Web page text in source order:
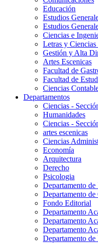
Educación
Estudios
Estudios
Ciencias e
Letras y Ciencias
Gestión y Alta
Artes Escenicas
Facultad de
Facultad de
Ciencias
Departamentos
Ciencias -
Humanidades
Ciencias -
artes escenicas
Ciencias
Economía
Arquitectura
Derecho
Psicologia
Departamento de
Departamento
Fondo Editorial
Departamento
Departamento
Departamento
Departamento de